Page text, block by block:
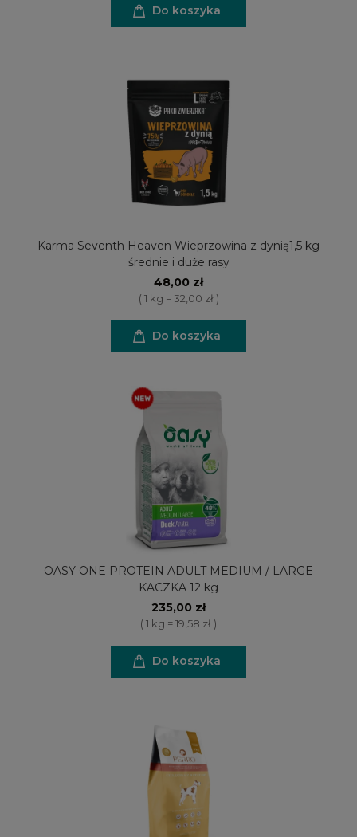
Do koszyka
Karma Seventh Heaven Wieprzowina z dynią1,5 kg
średnie i duże rasy
48,00 zł
( 1 kg = 32,00 zł )
Do koszyka
OASY ONE PROTEIN ADULT MEDIUM / LARGE
KACZKA 12 kg
235,00 zł
( 1 kg = 19,58 zł )
Do koszyka